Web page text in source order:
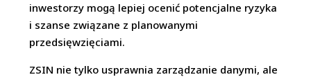
inwestorzy mogą lepiej ocenić potencjalne ryzyka
i szanse związane z planowanymi
przedsięwzięciami.
ZSIN nie tylko usprawnia zarządzanie danymi, ale